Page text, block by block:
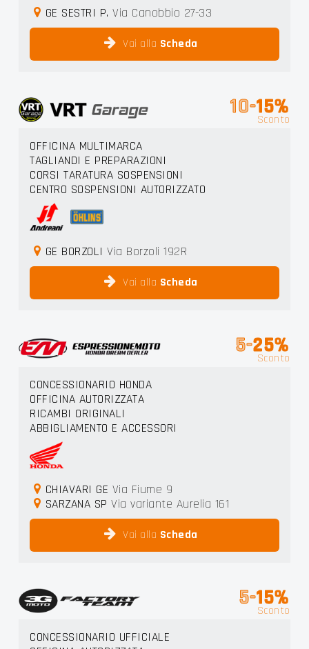
GE SESTRI P. Via Canobbio 27-33
Vai alla Scheda
10-15%
Sconto
OFFICINA MULTIMARCA
TAGLIANDI E PREPARAZIONI
CORSI TARATURA SOSPENSIONI
CENTRO SOSPENSIONI AUTORIZZATO
GE BORZOLI Via Borzoli 192R
Vai alla Scheda
5-25%
Sconto
CONCESSIONARIO HONDA
OFFICINA AUTORIZZATA
RICAMBI ORIGINALI
ABBIGLIAMENTO E ACCESSORI
CHIAVARI GE Via Fiume 9
SARZANA SP Via variante Aurelia 161
Vai alla Scheda
5-15%
Sconto
CONCESSIONARIO UFFICIALE